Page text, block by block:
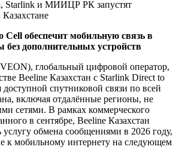
Cell обеспечит мобильную связь в
без дополнительных устройств
глобальный цифровой оператор,
Beeline Казахстан с Starlink Direct to
доступной спутниковой связи по всей
включая отдалённые регионы, не
сетями. В рамках коммерческого
в сентябре, Beeline Казахстан
услугу обмена сообщениями в 2026 году,
к мобильному интернету на следующем